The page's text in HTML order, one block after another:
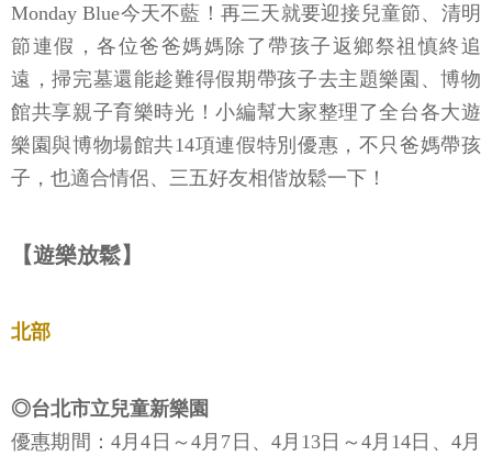
Monday Blue今天不藍！再三天就要迎接兒童節、清明
節連假，各位爸爸媽媽除了帶孩子返鄉祭祖慎終追
遠，掃完墓還能趁難得假期帶孩子去主題樂園、博物
館共享親子育樂時光！小編幫大家整理了全台各大遊
樂園與博物場館共14項連假特別優惠，不只爸媽帶孩
子，也適合情侶、三五好友相偕放鬆一下！
【遊樂放鬆】
北部
◎台北市立兒童新樂園
優惠期間：4月4日～4月7日、4月13日～4月14日、4月